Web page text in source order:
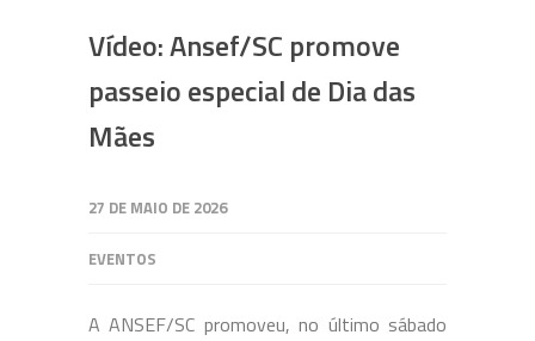
Vídeo: Ansef/SC promove
passeio especial de Dia das
Mães
27 DE MAIO DE 2026
EVENTOS
A ANSEF/SC promoveu, no último sábado